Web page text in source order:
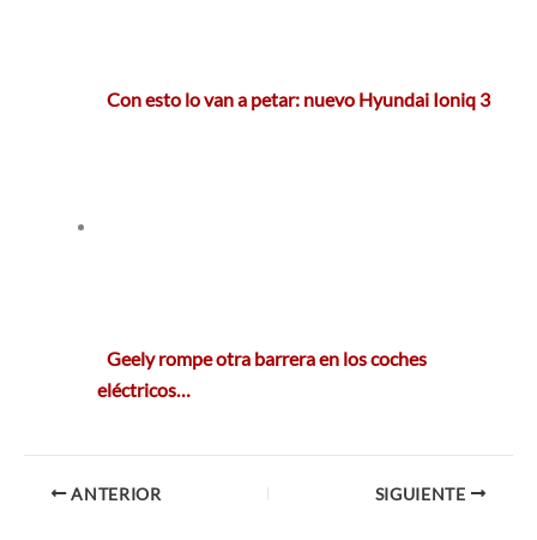
Con esto lo van a petar: nuevo Hyundai Ioniq 3
Geely rompe otra barrera en los coches
eléctricos…
ANTERIOR SIGUIENTE